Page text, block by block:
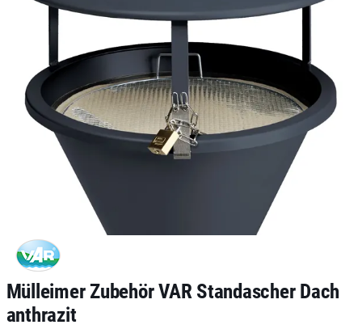
Mülleimer Zubehör VAR Standascher Dach
anthrazit